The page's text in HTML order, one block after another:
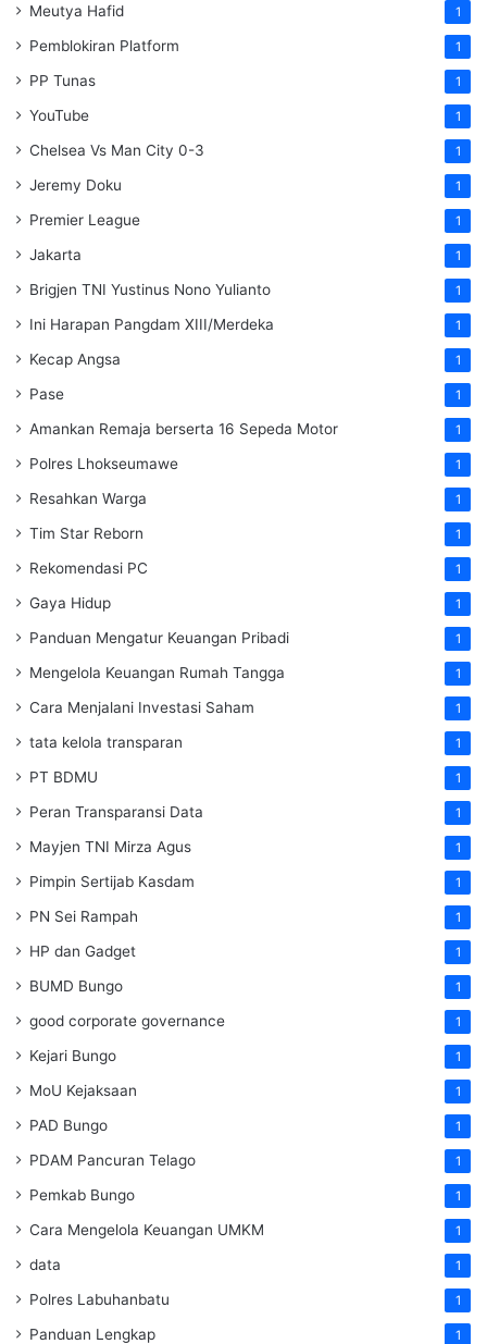
Meutya Hafid 1
Pemblokiran Platform 1
PP Tunas 1
YouTube 1
Chelsea Vs Man City 0-3 1
Jeremy Doku 1
Premier League 1
Jakarta 1
Brigjen TNI Yustinus Nono Yulianto 1
Ini Harapan Pangdam XIII/Merdeka 1
Kecap Angsa 1
Pase 1
Amankan Remaja berserta 16 Sepeda Motor 1
Polres Lhokseumawe 1
Resahkan Warga 1
Tim Star Reborn 1
Rekomendasi PC 1
Gaya Hidup 1
Panduan Mengatur Keuangan Pribadi 1
Mengelola Keuangan Rumah Tangga 1
Cara Menjalani Investasi Saham 1
tata kelola transparan 1
PT BDMU 1
Peran Transparansi Data 1
Mayjen TNI Mirza Agus 1
Pimpin Sertijab Kasdam 1
PN Sei Rampah 1
HP dan Gadget 1
BUMD Bungo 1
good corporate governance 1
Kejari Bungo 1
MoU Kejaksaan 1
PAD Bungo 1
PDAM Pancuran Telago 1
Pemkab Bungo 1
Cara Mengelola Keuangan UMKM 1
data 1
Polres Labuhanbatu 1
Panduan Lengkap 1